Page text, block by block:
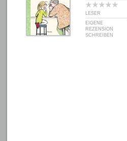
LESER
EIGENE
REZENSION
SCHREIBEN